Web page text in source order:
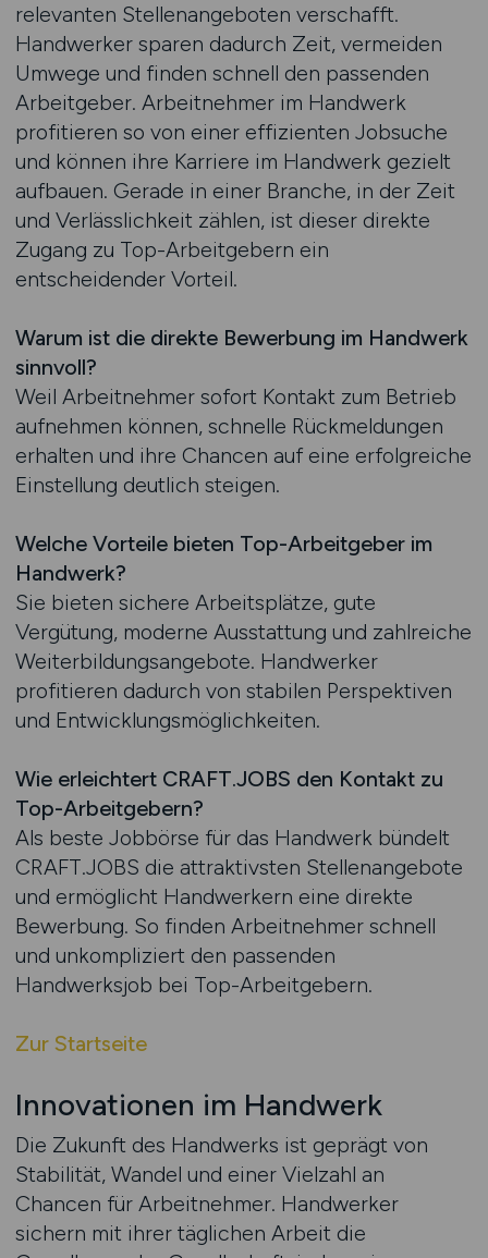
relevanten Stellenangeboten verschafft.
Handwerker sparen dadurch Zeit, vermeiden
Umwege und finden schnell den passenden
Arbeitgeber. Arbeitnehmer im Handwerk
profitieren so von einer effizienten Jobsuche
und können ihre Karriere im Handwerk gezielt
aufbauen. Gerade in einer Branche, in der Zeit
und Verlässlichkeit zählen, ist dieser direkte
Zugang zu Top-Arbeitgebern ein
entscheidender Vorteil.
Warum ist die direkte Bewerbung im Handwerk
sinnvoll?
Weil Arbeitnehmer sofort Kontakt zum Betrieb
aufnehmen können, schnelle Rückmeldungen
erhalten und ihre Chancen auf eine erfolgreiche
Einstellung deutlich steigen.
Welche Vorteile bieten Top-Arbeitgeber im
Handwerk?
Sie bieten sichere Arbeitsplätze, gute
Vergütung, moderne Ausstattung und zahlreiche
Weiterbildungsangebote. Handwerker
profitieren dadurch von stabilen Perspektiven
und Entwicklungsmöglichkeiten.
Wie erleichtert CRAFT.JOBS den Kontakt zu
Top-Arbeitgebern?
Als beste Jobbörse für das Handwerk bündelt
CRAFT.JOBS die attraktivsten Stellenangebote
und ermöglicht Handwerkern eine direkte
Bewerbung. So finden Arbeitnehmer schnell
und unkompliziert den passenden
Handwerksjob bei Top-Arbeitgebern.
Zur Startseite
Innovationen im Handwerk
Die Zukunft des Handwerks ist geprägt von
Stabilität, Wandel und einer Vielzahl an
Chancen für Arbeitnehmer. Handwerker
sichern mit ihrer täglichen Arbeit die